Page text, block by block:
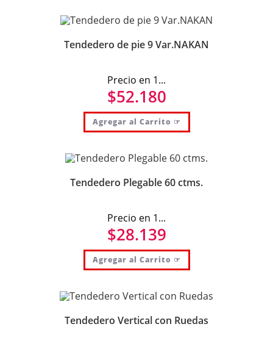
Tendedero de pie 9 Var.NAKAN
Precio en 1...
$52.180
Agregar al Carrito ☞
Tendedero Plegable 60 ctms.
Precio en 1...
$28.139
Agregar al Carrito ☞
Tendedero Vertical con Ruedas